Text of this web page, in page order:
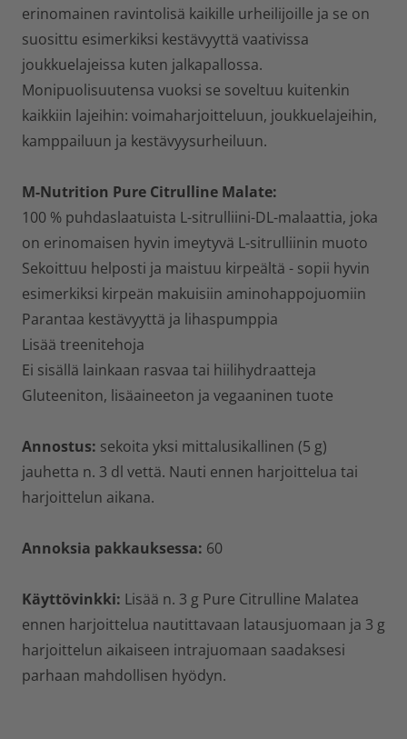
erinomainen ravintolisä kaikille urheilijoille ja se on
suosittu esimerkiksi kestävyyttä vaativissa
joukkuelajeissa kuten jalkapallossa.
Monipuolisuutensa vuoksi se soveltuu kuitenkin
kaikkiin lajeihin: voimaharjoitteluun, joukkuelajeihin,
kamppailuun ja kestävyysurheiluun.
M-Nutrition Pure Citrulline Malate:
100 % puhdaslaatuista L-sitrulliini-DL-malaattia, joka
on erinomaisen hyvin imeytyvä L-sitrulliinin muoto
Sekoittuu helposti ja maistuu kirpeältä - sopii hyvin
esimerkiksi kirpeän makuisiin aminohappojuomiin
Parantaa kestävyyttä ja lihaspumppia
Lisää treenitehoja
Ei sisällä lainkaan rasvaa tai hiilihydraatteja
Gluteeniton, lisäaineeton ja vegaaninen tuote
Annostus: sekoita yksi mittalusikallinen (5 g)
jauhetta n. 3 dl vettä. Nauti ennen harjoittelua tai
harjoittelun aikana.
Annoksia pakkauksessa: 60
Käyttövinkki: Lisää n. 3 g Pure Citrulline Malatea
ennen harjoittelua nautittavaan latausjuomaan ja 3 g
harjoittelun aikaiseen intrajuomaan saadaksesi
parhaan mahdollisen hyödyn.